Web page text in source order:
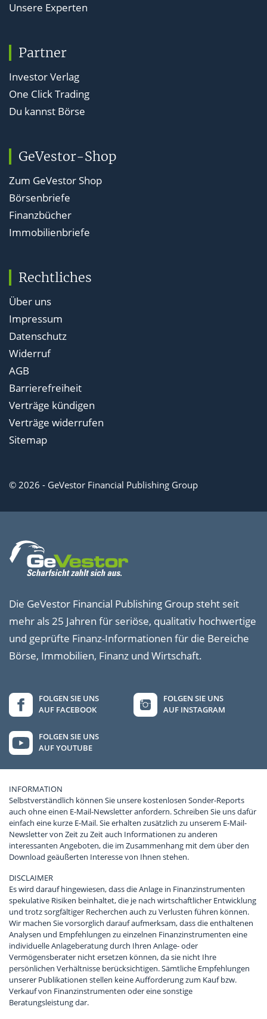
Unsere Experten
Partner
Investor Verlag
One Click Trading
Du kannst Börse
GeVestor-Shop
Zum GeVestor Shop
Börsenbriefe
Finanzbücher
Immobilienbriefe
Rechtliches
Über uns
Impressum
Datenschutz
Widerruf
AGB
Barrierefreiheit
Verträge kündigen
Verträge widerrufen
Sitemap
© 2026 - GeVestor Financial Publishing Group
Die GeVestor Financial Publishing Group steht seit
mehr als 25 Jahren für seriöse, qualitativ hochwertige
und geprüfte Finanz-Informationen für die Bereiche
Börse, Immobilien, Finanz und Wirtschaft.
FOLGEN SIE UNS
AUF FACEBOOK
FOLGEN SIE UNS
AUF INSTAGRAM
FOLGEN SIE UNS
AUF YOUTUBE
INFORMATION
Selbstverständlich können Sie unsere kostenlosen Sonder-Reports
auch ohne einen E-Mail-Newsletter anfordern. Schreiben Sie uns dafür
einfach eine kurze E-Mail. Sie erhalten zusätzlich zu unserem E-Mail-
Newsletter von Zeit zu Zeit auch Informationen zu anderen
interessanten Angeboten, die im Zusammenhang mit dem über den
Download geäußerten Interesse von Ihnen stehen.
DISCLAIMER
Es wird darauf hingewiesen, dass die Anlage in Finanzinstrumenten
spekulative Risiken beinhaltet, die je nach wirtschaftlicher Entwicklung
und trotz sorgfältiger Recherchen auch zu Verlusten führen können.
Wir machen Sie vorsorglich darauf aufmerksam, dass die enthaltenen
Analysen und Empfehlungen zu einzelnen Finanzinstrumenten eine
individuelle Anlageberatung durch Ihren Anlage- oder
Vermögensberater nicht ersetzen können, da sie nicht Ihre
persönlichen Verhältnisse berücksichtigen. Sämtliche Empfehlungen
unserer Publikationen stellen keine Aufforderung zum Kauf bzw.
Verkauf von Finanzinstrumenten oder eine sonstige
Beratungsleistung dar.